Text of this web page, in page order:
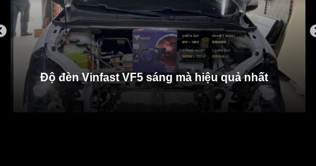
Độ đèn Vinfast VF5 sáng mà hiệu quả nhất